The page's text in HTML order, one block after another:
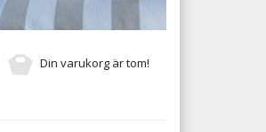
Din varukorg är tom!